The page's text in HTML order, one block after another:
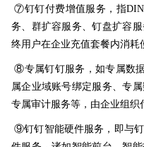
⑦钉钉付费增值服务，指
务、群扩容服务、钉盘扩容
终用户在企业充值套餐内消耗
⑧专属钉钉服务，如专属数
属企业域账号绑定服务、专
专属审计服务等，由企业组织
⑨钉钉智能硬件服务，即与